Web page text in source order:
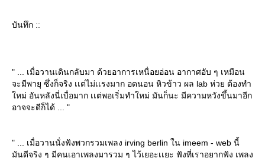
บันทึก ::
" ... เมื่อวานเดินกลับมา ด้วยอาการเหนื่อยอ่อน อากาศอับ ๆ เหมือน
จะมีพายุ ซึ่งก็จริง เเต่ไม่เเรงมาก อดนอน หิวข้าว ผล lab ห่วย ต้องทำ
หม่ อันหลังนี่เบื่อมาก เเต่พอเริ่มทำใหม่ มันก็นะ มีความหวังขึ้นมาอีก
อาจจะดีก็ได้ ... "
" ... เมื่อวานนั่งฟังพวกรวมเพลง irving berlin ใน imeem - web นี้
มันดีจริง ๆ มีคนเอาเพลงมารวม ๆ ไว้เยอะเเยะ ฟังที่เราอยากฟัง เพลง